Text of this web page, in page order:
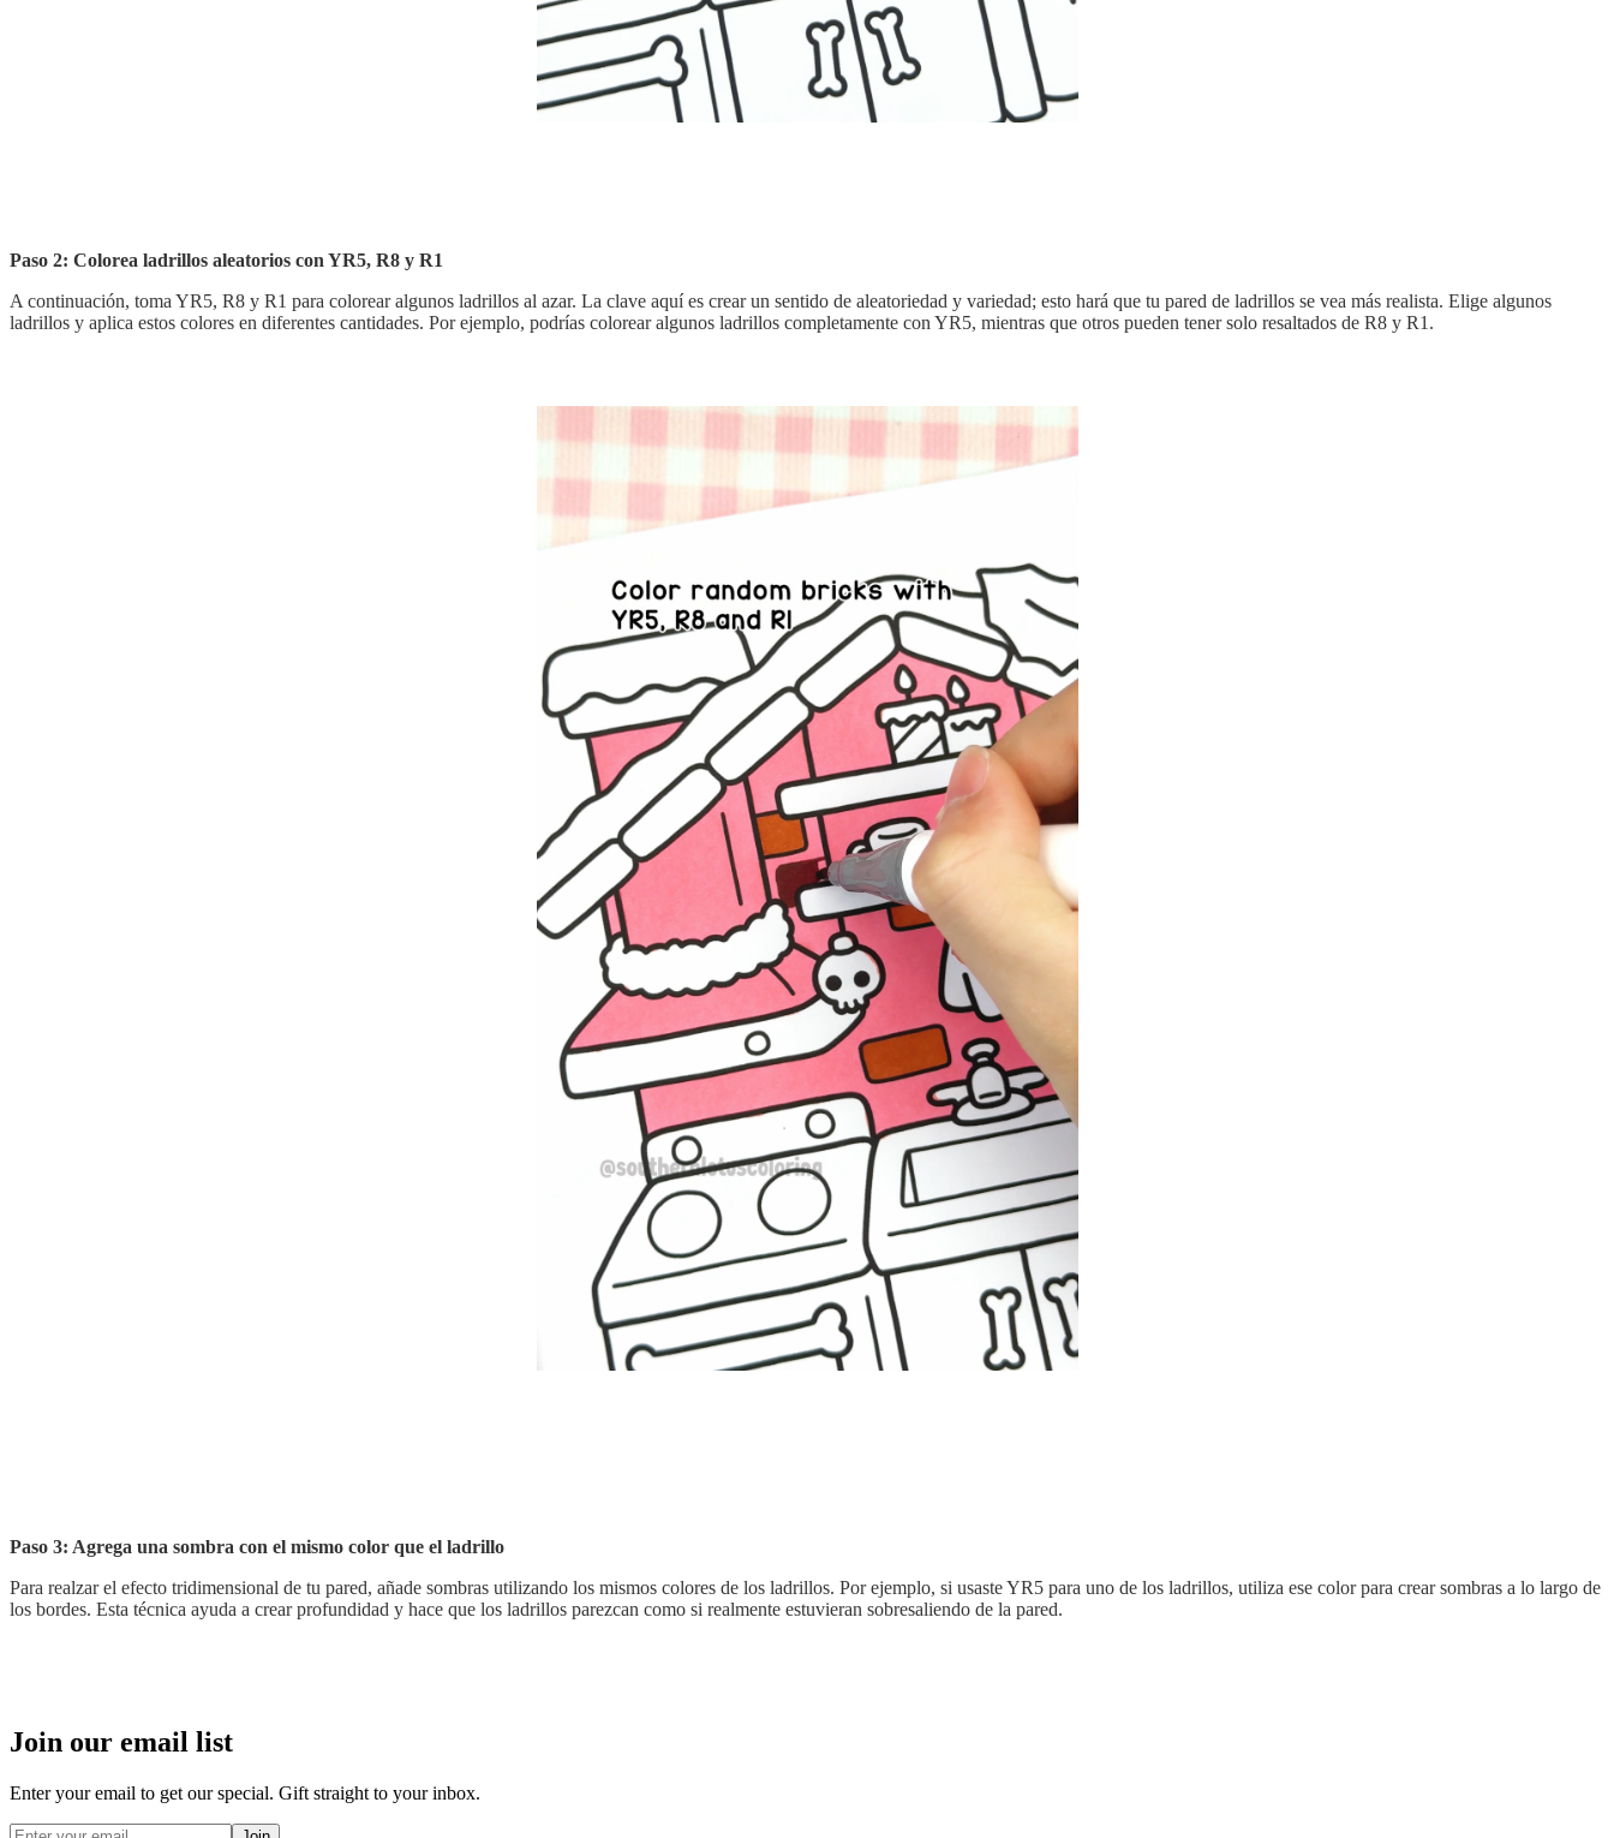
Paso 2: Colorea ladrillos aleatorios con YR5, R8 y R1
A continuación, toma YR5, R8 y R1 para colorear algunos ladrillos al azar. La clave aquí es crear un sentido de aleatoriedad y variedad; esto hará que tu pared de ladrillos se vea más realista. Elige algunos
ladrillos y aplica estos colores en diferentes cantidades. Por ejemplo, podrías colorear algunos ladrillos completamente con YR5, mientras que otros pueden tener solo resaltados de R8 y R1.
Paso 3: Agrega una sombra con el mismo color que el ladrillo
Para realzar el efecto tridimensional de tu pared, añade sombras utilizando los mismos colores de los ladrillos. Por ejemplo, si usaste YR5 para uno de los ladrillos, utiliza ese color para crear sombras a lo largo de
los bordes. Esta técnica ayuda a crear profundidad y hace que los ladrillos parezcan como si realmente estuvieran sobresaliendo de la pared.
Join our email list
Enter your email to get our special. Gift straight to your inbox.